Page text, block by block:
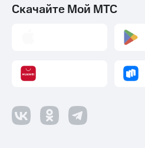
Скачайте Мой МТС